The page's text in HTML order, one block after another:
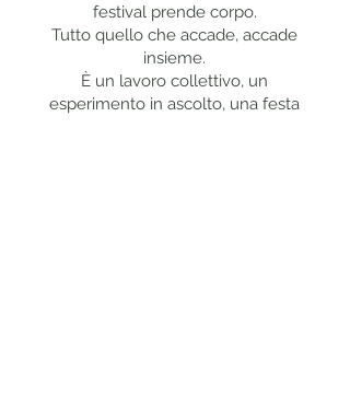
festival prende corpo.
Tutto quello che accade, accade
insieme.
È un lavoro collettivo, un
esperimento in ascolto, una festa